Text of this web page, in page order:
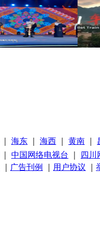
海东 海西 黄南
中国网络电视台
四川
广告刊例 用户协议